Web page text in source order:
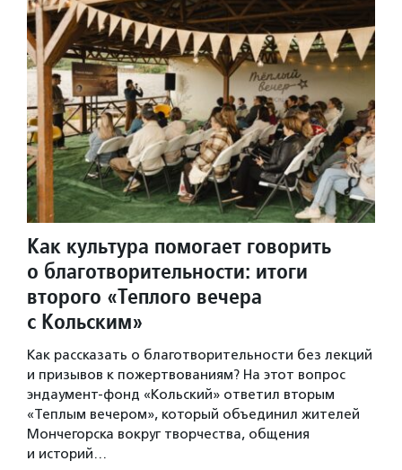
Как культура помогает говорить
о благотворительности: итоги
второго «Теплого вечера
с Кольским»
Как рассказать о благотворительности без лекций
и призывов к пожертвованиям? На этот вопрос
эндаумент-фонд «Кольский» ответил вторым
«Теплым вечером», который объединил жителей
Мончегорска вокруг творчества, общения
и историй…